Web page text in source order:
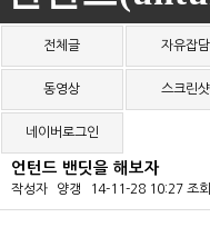
전체글 자유잡담
동영상 스크린샷
네이버로그인
언턴드 밴딧을 해보자
작성자 양갱 14-11-28 10:27 조회